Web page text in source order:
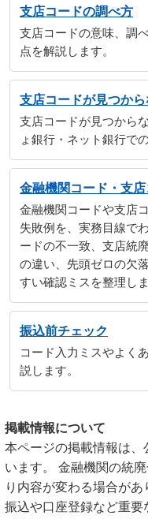
支店コードの調べ方
支店コードの意味、調
点を解説します。
支店コードが見つか
支店コードが見つから
ょ銀行・ネット銀行で
金融機関コード・支
金融機関コードや支店
失敗例を、実務目線で
ードの不一致、支店統
の違い、先頭ゼロの欠
すい確認ミスを整理しま
振込前チェック
コード入力ミスやよく
説します。
掲載情報について
本ページの掲載情報は、
います。 金融機関の統
り内容が変わる場合があ
振込や口座登録など重